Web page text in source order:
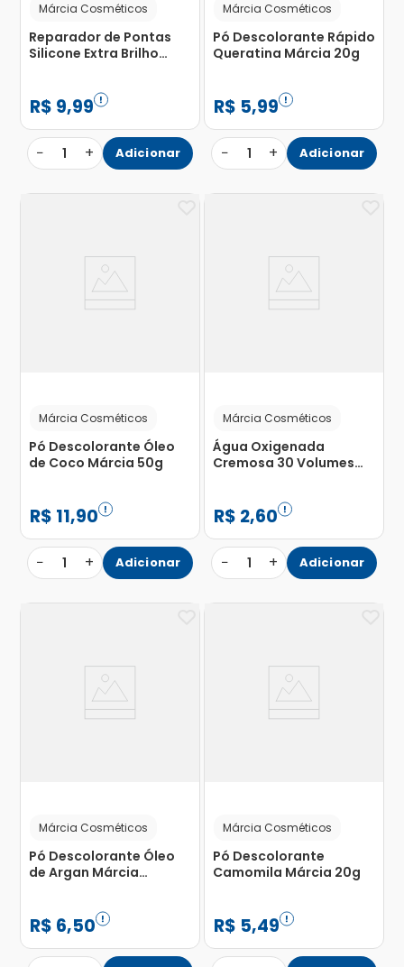
Márcia Cosméticos
Reparador de Pontas
Silicone Extra Brilho
R$ 9,99
− 1 + Adicionar
Márcia Cosméticos
Pó Descolorante Rápido
Queratina Márcia 20g
R$ 5,99
− 1 + Adicionar
Márcia Cosméticos
Pó Descolorante Óleo
de Coco Márcia 50g
R$ 11,90
− 1 + Adicionar
Márcia Cosméticos
Água Oxigenada
Cremosa 30 Volumes
R$ 2,60
− 1 + Adicionar
Márcia Cosméticos
Pó Descolorante Óleo
de Argan Márcia
R$ 6,50
Márcia Cosméticos
Pó Descolorante
Camomila Márcia 20g
R$ 5,49